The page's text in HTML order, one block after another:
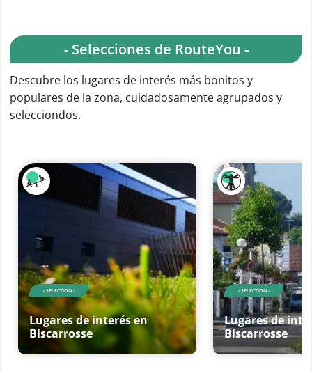
- Selecciones de RouteYou -
Descubre los lugares de interés más bonitos y
populares de la zona, cuidadosamente agrupados y
selecciondos.
- SELECTION -
Lugares de interés en
Biscarrosse
- SELECTION -
Lugares de
Biscarrosse